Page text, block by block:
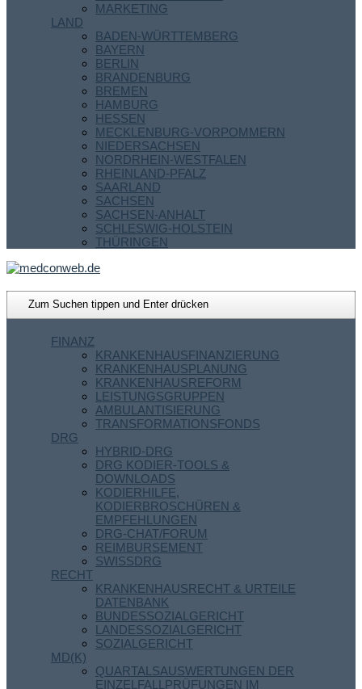
MARKETING
LAND
BADEN-WÜRTTEMBERG
BAYERN
BERLIN
BRANDENBURG
BREMEN
HAMBURG
HESSEN
MECKLENBURG-VORPOMMERN
NIEDERSACHSEN
NORDRHEIN-WESTFALEN
RHEINLAND-PFALZ
SAARLAND
SACHSEN
SACHSEN-ANHALT
SCHLESWIG-HOLSTEIN
THÜRINGEN
FINANZ
KRANKENHAUSFINANZIERUNG
KRANKENHAUSPLANUNG
KRANKENHAUSREFORM
LEISTUNGSGRUPPEN
AMBULANTISIERUNG
TRANSFORMATIONSFONDS
DRG
HYBRID-DRG
DRG KODIER-TOOLS &
DOWNLOADS
KODIERHILFE,
KODIERBROSCHÜREN &
EMPFEHLUNGEN
DRG-CHAT/FORUM
REIMBURSEMENT
SWISSDRG
RECHT
KRANKENHAUSRECHT & URTEILE
DATENBANK
BUNDESSOZIALGERICHT
LANDESSOZIALGERICHT
SOZIALGERICHT
MD(K)
QUARTALSAUSWERTUNGEN DER
EINZELFALLPRÜFUNGEN IM